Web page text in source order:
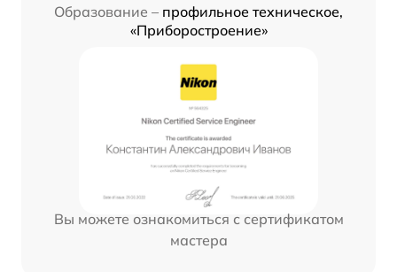
Образование – профильное техническое,
«Приборостроение»
Вы можете ознакомиться с сертификатом
мастера